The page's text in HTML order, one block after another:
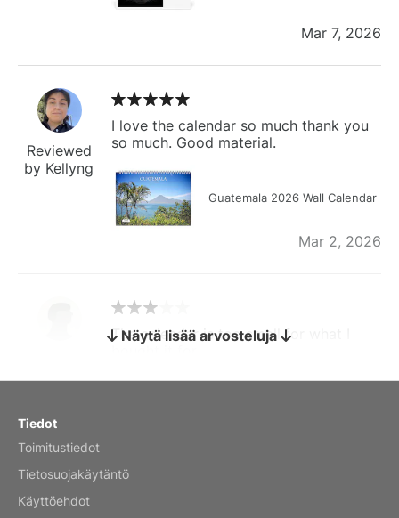
Mar 7, 2026
Reviewed
by Kellyng
I love the calendar so much thank you
so much. Good material.
Guatemala 2026 Wall Calendar
Mar 2, 2026
by charles
The calendar is too small for what I
bought it for
Näytä lisää arvosteluja
Tiedot
Toimitustiedot
Tietosuojakäytäntö
Käyttöehdot